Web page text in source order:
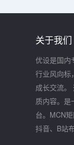
关于我们
优设是国内
行业风向标
成长交流。
质内容。是
台。MCN
抖音、B站